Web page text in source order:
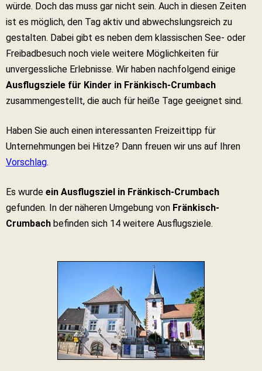
würde. Doch das muss gar nicht sein. Auch in diesen Zeiten
ist es möglich, den Tag aktiv und abwechslungsreich zu
gestalten. Dabei gibt es neben dem klassischen See- oder
Freibadbesuch noch viele weitere Möglichkeiten für
unvergessliche Erlebnisse. Wir haben nachfolgend einige
Ausflugsziele für Kinder in Fränkisch-Crumbach
zusammengestellt, die auch für heiße Tage geeignet sind.
Haben Sie auch einen interessanten Freizeittipp für
Unternehmungen bei Hitze? Dann freuen wir uns auf Ihren
Vorschlag.
Es wurde ein Ausflugsziel in Fränkisch-Crumbach
gefunden. In der näheren Umgebung von Fränkisch-
Crumbach befinden sich 14 weitere Ausflugsziele.